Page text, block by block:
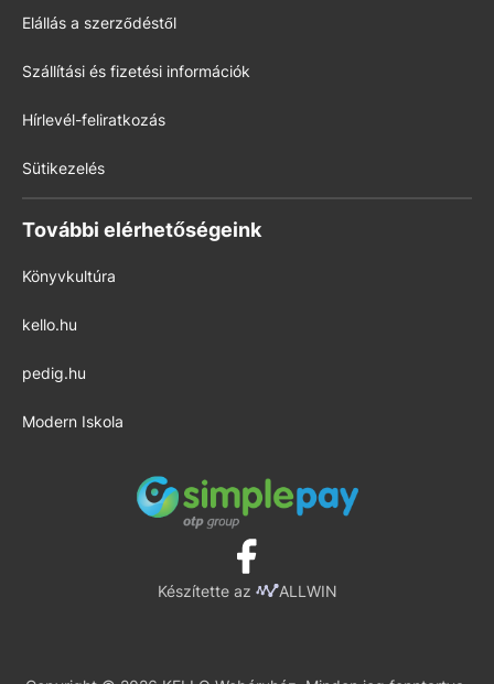
Elállás a szerződéstől
Szállítási és fizetési információk
Hírlevél-feliratkozás
Sütikezelés
További elérhetőségeink
Könyvkultúra
kello.hu
pedig.hu
Modern Iskola
Készítette az ALLWIN